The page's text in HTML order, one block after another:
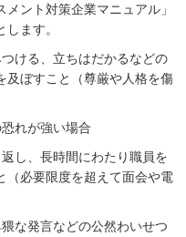
ント対策企業マニュアル」
ます。
ける、立ちはだかるなどの
及ぼすこと（尊厳や人格を傷
れが強い場合
し、長時間にわたり職員を
（必要限度を超えて面会や電
な発言などの公然わいせつ